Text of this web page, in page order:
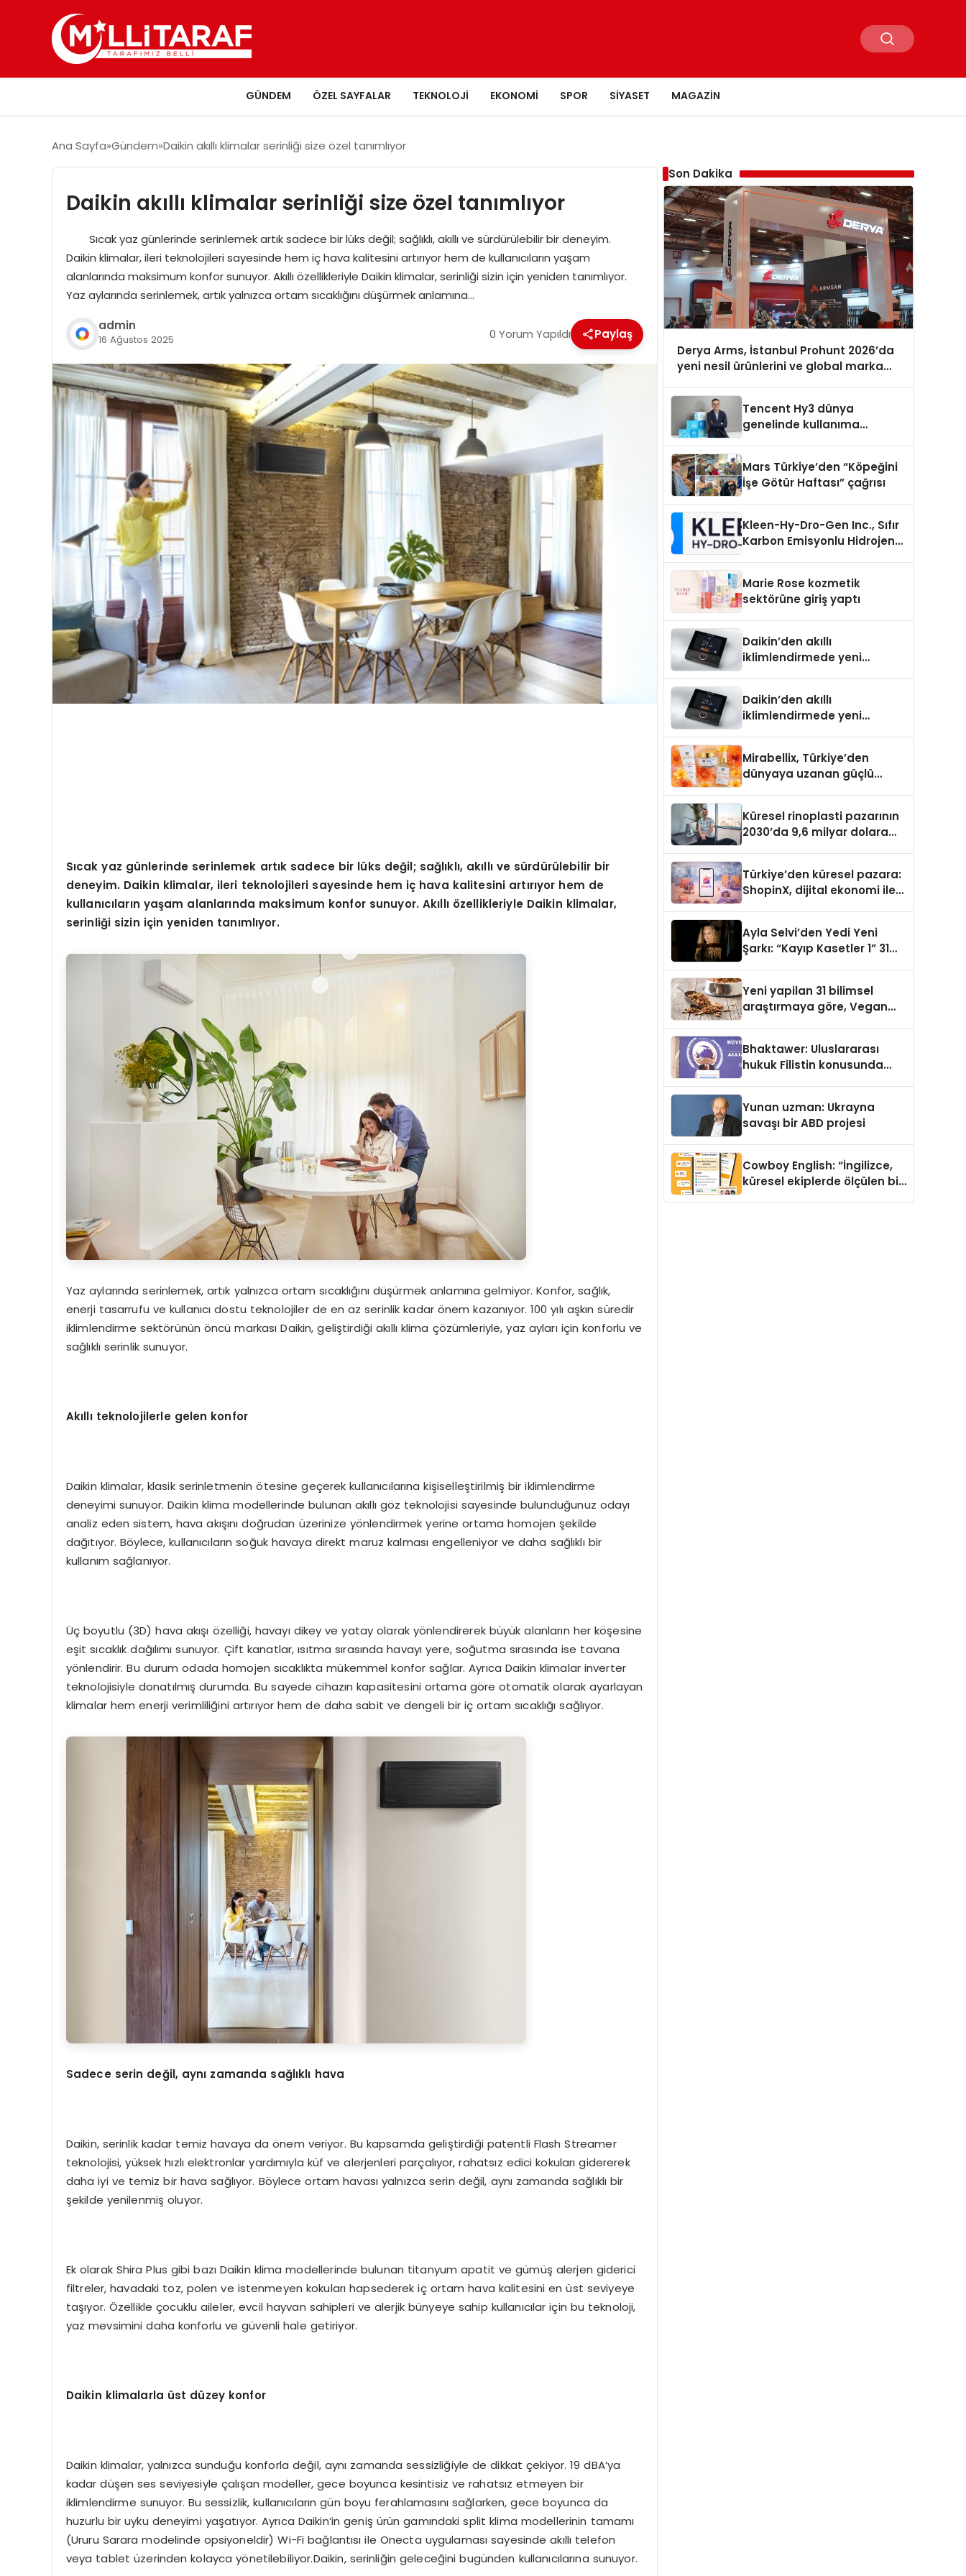
GÜNDEM ÖZEL SAYFALAR TEKNOLOJI EKONOMI SPOR SIYASET MAGAZIN
Ana Sayfa Gündem Daikin akıllı klimalar serinliği size özel tanımlıyor
Daikin akıllı klimalar serinliği size özel tanımlıyor
Sıcak yaz günlerinde serinlemek artık sadece bir lüks değil; sağlıklı, akıllı ve sürdürülebilir bir deneyim.
Daikin klimalar, ileri teknolojileri sayesinde hem iç hava kalitesini artırıyor hem de kullanıcıların yaşam
alanlarında maksimum konfor sunuyor. Akıllı özellikleriyle Daikin klimalar, serinliği sizin için yeniden tanımlıyor.
Yaz aylarında serinlemek, artık yalnızca ortam sıcaklığını düşürmek anlamına…
admin
16 Ağustos 2025 0 Yorum Yapıldı Paylaş
Sıcak yaz günlerinde serinlemek artık sadece bir lüks değil; sağlıklı, akıllı ve sürdürülebilir bir
deneyim. Daikin klimalar, ileri teknolojileri sayesinde hem iç hava kalitesini artırıyor hem de
kullanıcıların yaşam alanlarında maksimum konfor sunuyor. Akıllı özellikleriyle Daikin klimalar,
serinliği sizin için yeniden tanımlıyor.
Yaz aylarında serinlemek, artık yalnızca ortam sıcaklığını düşürmek anlamına gelmiyor. Konfor, sağlık,
enerji tasarrufu ve kullanıcı dostu teknolojiler de en az serinlik kadar önem kazanıyor. 100 yılı aşkın süredir
iklimlendirme sektörünün öncü markası Daikin, geliştirdiği akıllı klima çözümleriyle, yaz ayları için konforlu ve
sağlıklı serinlik sunuyor.
Akıllı teknolojilerle gelen konfor
Daikin klimalar, klasik serinletmenin ötesine geçerek kullanıcılarına kişiselleştirilmiş bir iklimlendirme
deneyimi sunuyor. Daikin klima modellerinde bulunan akıllı göz teknolojisi sayesinde bulunduğunuz odayı
analiz eden sistem, hava akışını doğrudan üzerinize yönlendirmek yerine ortama homojen şekilde
dağıtıyor. Böylece, kullanıcıların soğuk havaya direkt maruz kalması engelleniyor ve daha sağlıklı bir
kullanım sağlanıyor.
Üç boyutlu (3D) hava akışı özelliği, havayı dikey ve yatay olarak yönlendirerek büyük alanların her köşesine
eşit sıcaklık dağılımı sunuyor. Çift kanatlar, ısıtma sırasında havayı yere, soğutma sırasında ise tavana
yönlendirir. Bu durum odada homojen sıcaklıkta mükemmel konfor sağlar. Ayrıca Daikin klimalar inverter
teknolojisiyle donatılmış durumda. Bu sayede cihazın kapasitesini ortama göre otomatik olarak ayarlayan
klimalar hem enerji verimliliğini artırıyor hem de daha sabit ve dengeli bir iç ortam sıcaklığı sağlıyor.
Sadece serin değil, aynı zamanda sağlıklı hava
Daikin, serinlik kadar temiz havaya da önem veriyor. Bu kapsamda geliştirdiği patentli Flash Streamer
teknolojisi, yüksek hızlı elektronlar yardımıyla küf ve alerjenleri parçalıyor, rahatsız edici kokuları gidererek
daha iyi ve temiz bir hava sağlıyor. Böylece ortam havası yalnızca serin değil, aynı zamanda sağlıklı bir
şekilde yenilenmiş oluyor.
Ek olarak Shira Plus gibi bazı Daikin klima modellerinde bulunan titanyum apatit ve gümüş alerjen giderici
filtreler, havadaki toz, polen ve istenmeyen kokuları hapsederek iç ortam hava kalitesini en üst seviyeye
taşıyor. Özellikle çocuklu aileler, evcil hayvan sahipleri ve alerjik bünyeye sahip kullanıcılar için bu teknoloji,
yaz mevsimini daha konforlu ve güvenli hale getiriyor.
Daikin klimalarla üst düzey konfor
Daikin klimalar, yalnızca sunduğu konforla değil, aynı zamanda sessizliğiyle de dikkat çekiyor. 19 dBA’ya
kadar düşen ses seviyesiyle çalışan modeller, gece boyunca kesintisiz ve rahatsız etmeyen bir
iklimlendirme sunuyor. Bu sessizlik, kullanıcıların gün boyu ferahlamasını sağlarken, gece boyunca da
huzurlu bir uyku deneyimi yaşatıyor. Ayrıca Daikin’in geniş ürün gamındaki split klima modellerinin tamamı
(Ururu Sarara modelinde opsiyoneldir) Wi-Fi bağlantısı ile Onecta uygulaması sayesinde akıllı telefon
veya tablet üzerinden kolayca yönetilebiliyor.Daikin, serinliğin geleceğini bugünden kullanıcılarına sunuyor.
Son Dakika
Derya Arms, İstanbul Prohunt 2026’da
yeni nesil ürünlerini ve global marka
Tencent Hy3 dünya
genelinde kullanıma
Mars Türkiye’den “Köpeğini
İşe Götür Haftası” çağrısı
Kleen-Hy-Dro-Gen Inc., Sıfır
Karbon Emisyonlu Hidrojen
Aldı
Marie Rose kozmetik
sektörüne giriş yaptı
Daikin’den akıllı
iklimlendirmede yeni
Daikin’den akıllı
iklimlendirmede yeni
Mirabellix, Türkiye’den
dünyaya uzanan güçlü
Küresel rinoplasti pazarının
2030’da 9,6 milyar dolara
Türkiye’den küresel pazara:
ShopinX, dijital ekonomi ile
Ayla Selvi’den Yedi Yeni
Şarkı: “Kayıp Kasetler 1” 31
Yeni yapilan 31 bilimsel
araştırmaya göre, Vegan
Sindirildiğini Ortaya Koydu
Bhaktawer: Uluslararası
hukuk Filistin konusunda
Yunan uzman: Ukrayna
savaşı bir ABD projesi
Cowboy English: “İngilizce,
küresel ekiplerde ölçülen bir